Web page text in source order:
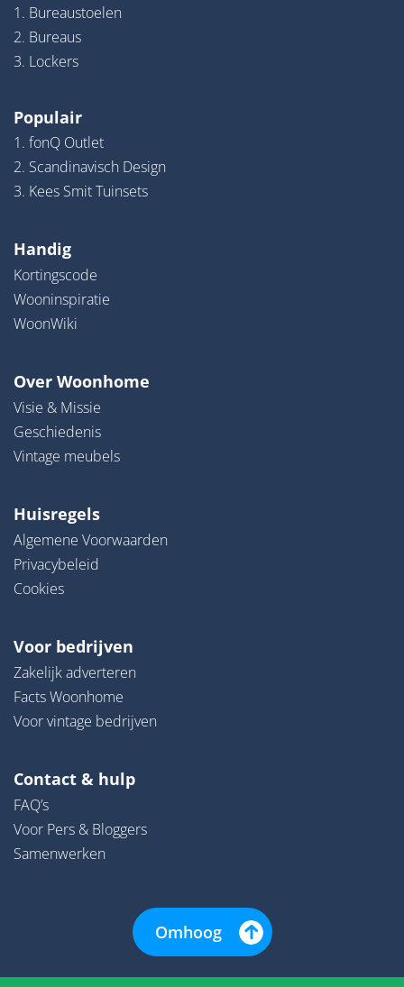
1. Bureaustoelen
2. Bureaus
3. Lockers
Populair
1. fonQ Outlet
2. Scandinavisch Design
3. Kees Smit Tuinsets
Handig
Kortingscode
Wooninspiratie
WoonWiki
Over Woonhome
Visie & Missie
Geschiedenis
Vintage meubels
Huisregels
Algemene Voorwaarden
Privacybeleid
Cookies
Voor bedrijven
Zakelijk adverteren
Facts Woonhome
Voor vintage bedrijven
Contact & hulp
FAQ’s
Voor Pers & Bloggers
Samenwerken
Omhoog